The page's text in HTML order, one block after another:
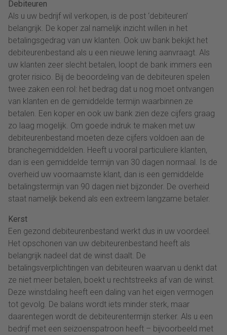
Debiteuren
Als u uw bedrijf wil verkopen, is de post ‘debiteuren’
belangrijk. De koper zal namelijk inzicht willen in het
betalingsgedrag van uw klanten. Ook uw bank bekijkt het
debiteurenbestand als u een nieuwe lening aanvraagt. Als
uw klanten zeer slecht betalen, loopt de bank immers een
groter risico. Bij de beoordeling van de debiteuren spelen
twee zaken een rol: het bedrag dat u nog moet ontvangen
van klanten en de gemiddelde termijn waarbinnen ze
betalen. Een koper en ook uw bank zien deze cijfers graag
zo laag mogelijk. Om goede indruk te maken met uw
debiteurenbestand moeten deze cijfers voldoen aan de
branchegemiddelden. Heeft u vooral particuliere klanten,
dan is een gemiddelde termijn van 30 dagen normaal. Is de
overheid uw voornaamste klant, dan is een gemiddelde
betalingstermijn van 90 dagen niet bijzonder. De overheid
staat namelijk bekend als een extreem langzame betaler.
Kerst
Een gezond debiteurenbestand werkt dus in uw voordeel.
Het opschonen van uw debiteurenbestand heeft als
belangrijk nadeel dat de winst daalt. De
betalingsverplichtingen van debiteuren waarvan u denkt dat
ze niet meer betalen, boekt u rechtstreeks af van de winst.
Deze winstdaling heeft een daling van het eigen vermogen
tot gevolg. De balans wordt iets minder sterk, maar
daarentegen wordt de debiteurentermijn sterker. Als u een
bedrijf met een seizoenspatroon heeft – bijvoorbeeld met